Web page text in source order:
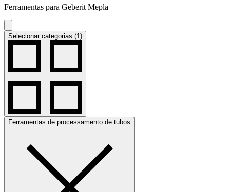
Ferramentas para Geberit Mepla
Selecionar categorias (1)
Ferramentas de processamento de tubos